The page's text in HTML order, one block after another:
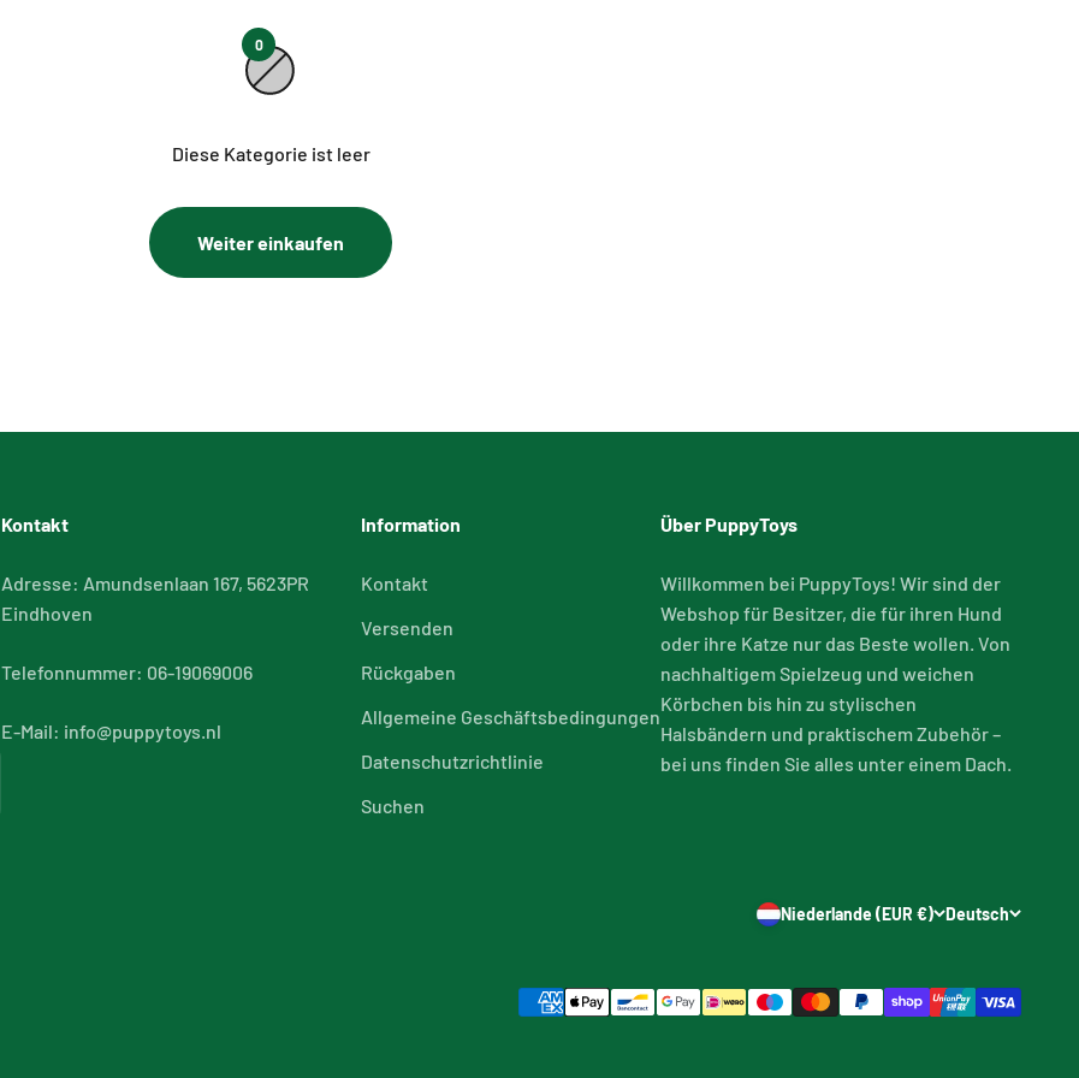
0
Diese Kategorie ist leer
Weiter einkaufen
Kontakt
Adresse: Amundsenlaan 167, 5623PR
Eindhoven
Telefonnummer: 06-19069006
E-Mail: info@puppytoys.nl
Information
Kontakt
Versenden
Rückgaben
Allgemeine Geschäftsbedingungen
Datenschutzrichtlinie
Suchen
Über PuppyToys
Willkommen bei PuppyToys! Wir sind der
Webshop für Besitzer, die für ihren Hund
oder ihre Katze nur das Beste wollen. Von
nachhaltigem Spielzeug und weichen
Körbchen bis hin zu stylischen
Halsbändern und praktischem Zubehör –
bei uns finden Sie alles unter einem Dach.
Niederlande (EUR €) Deutsch